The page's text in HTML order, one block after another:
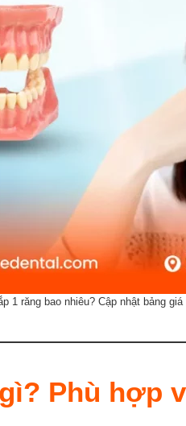
1 răng bao nhiêu? Cập nhật bảng
Phù